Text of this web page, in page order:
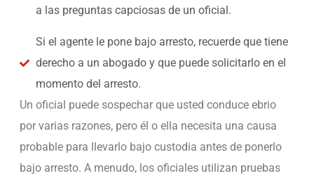
a las preguntas capciosas de un oficial.
Si el agente le pone bajo arresto, recuerde que tiene
derecho a un abogado y que puede solicitarlo en el
momento del arresto.
Un oficial puede sospechar que usted conduce ebrio
por varias razones, pero él o ella necesita una causa
probable para llevarlo bajo custodia antes de ponerlo
bajo arresto. A menudo, los oficiales utilizan pruebas